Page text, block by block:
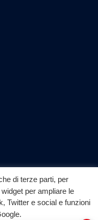
▶
di terze parti, per
per ampliare le
Twitter e social e funzioni